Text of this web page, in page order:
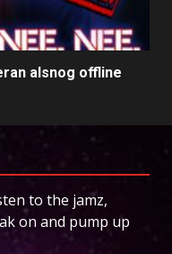
alsnog offline
to the jamz,
on and pump up